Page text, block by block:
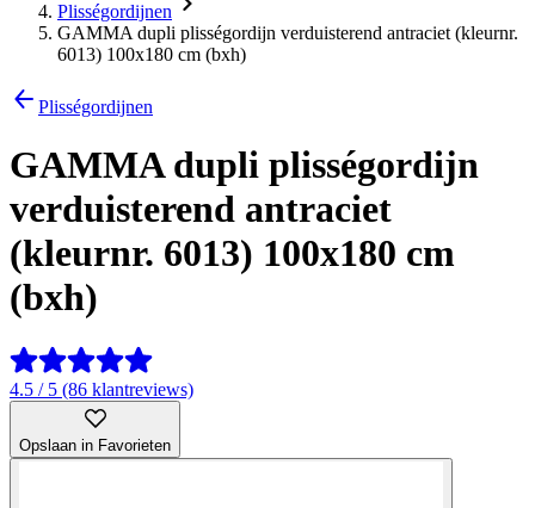
Plisségordijnen
GAMMA dupli plisségordijn verduisterend antraciet (kleurnr.
6013) 100x180 cm (bxh)
Plisségordijnen
GAMMA dupli plisségordijn
verduisterend antraciet
(kleurnr. 6013) 100x180 cm
(bxh)
4.5 / 5 (86 klantreviews)
Opslaan in Favorieten